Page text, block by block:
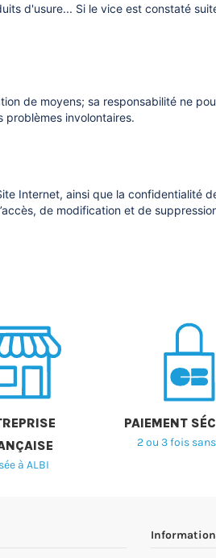
d'usure... Si le vice est constaté
de moyens; sa responsabilité ne
involontaires.
Internet, ainsi que la confidentialité
de modification et de
à ALBI
PAIEMENT
2 ou 3 fois